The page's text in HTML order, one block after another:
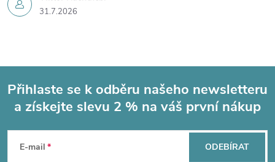
31.7.2026
Přihlaste se k odběru našeho newsletteru
a získejte slevu 2 % na váš první nákup
E-mail ODEBÍRAT